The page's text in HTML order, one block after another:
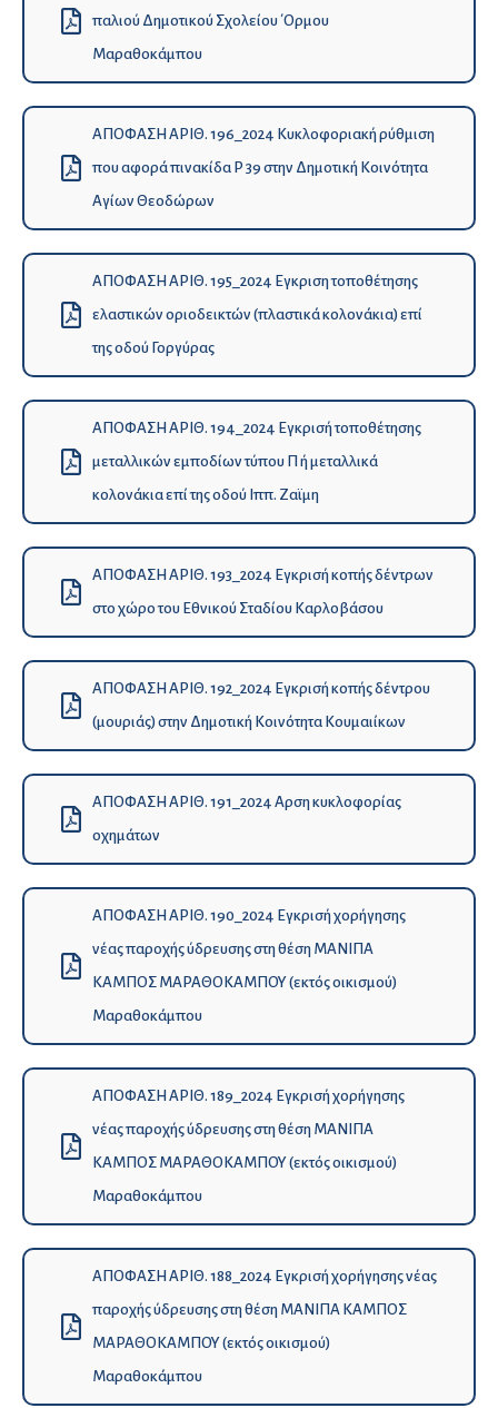
παλιού Δημοτικού Σχολείου ΄Ορμου
Μαραθοκάμπου
ΑΠΟΦΑΣΗ ΑΡΙΘ. 196_2024 Κυκλοφοριακή ρύθμιση
που αφορά πινακίδα Ρ 39 στην Δημοτική Κοινότητα
Αγίων Θεοδώρων
ΑΠΟΦΑΣΗ ΑΡΙΘ. 195_2024 Εγκριση τοποθέτησης
ελαστικών οριοδεικτών (πλαστικά κολονάκια) επί
της οδού Γοργύρας
ΑΠΟΦΑΣΗ ΑΡΙΘ. 194_2024 Εγκρισή τοποθέτησης
μεταλλικών εμποδίων τύπου Π ή μεταλλικά
κολονάκια επί της οδού Ιππ. Ζαϊμη
ΑΠΟΦΑΣΗ ΑΡΙΘ. 193_2024 Εγκρισή κοπής δέντρων
στο χώρο του Εθνικού Σταδίου Καρλοβάσου
ΑΠΟΦΑΣΗ ΑΡΙΘ. 192_2024 Εγκρισή κοπής δέντρου
(μουριάς) στην Δημοτική Κοινότητα Κουμαιίκων
ΑΠΟΦΑΣΗ ΑΡΙΘ. 191_2024 Αρση κυκλοφορίας
οχημάτων
ΑΠΟΦΑΣΗ ΑΡΙΘ. 190_2024 Εγκρισή χορήγησης
νέας παροχής ύδρευσης στη θέση ΜΑΝΙΠΑ
ΚΑΜΠΟΣ ΜΑΡΑΘΟΚΑΜΠΟΥ (εκτός οικισμού)
Μαραθοκάμπου
ΑΠΟΦΑΣΗ ΑΡΙΘ. 189_2024 Εγκρισή χορήγησης
νέας παροχής ύδρευσης στη θέση ΜΑΝΙΠΑ
ΚΑΜΠΟΣ ΜΑΡΑΘΟΚΑΜΠΟΥ (εκτός οικισμού)
Μαραθοκάμπου
ΑΠΟΦΑΣΗ ΑΡΙΘ. 188_2024 Εγκρισή χορήγησης νέας
παροχής ύδρευσης στη θέση ΜΑΝΙΠΑ ΚΑΜΠΟΣ
ΜΑΡΑΘΟΚΑΜΠΟΥ (εκτός οικισμού)
Μαραθοκάμπου